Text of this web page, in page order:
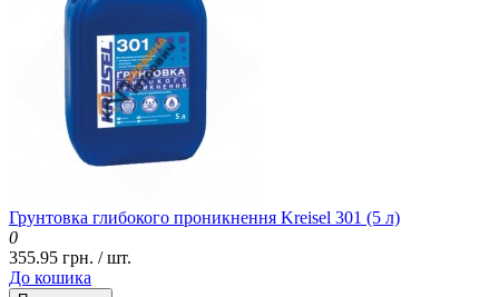
Грунтовка глибокого проникнення Kreisel 301 (5 л)
0
355.95 грн. / шт.
До кошика